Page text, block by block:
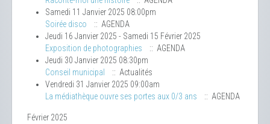
Samedi 11 Janvier 2025 08:00pm
Soirée disco
:: AGENDA
Jeudi 16 Janvier 2025 - Samedi 15 Février 2025
Exposition de photographies
:: AGENDA
Jeudi 30 Janvier 2025 08:30pm
Conseil municipal
:: Actualités
Vendredi 31 Janvier 2025 09:00am
La médiathèque ouvre ses portes aux 0/3 ans
:: AGENDA
Février 2025